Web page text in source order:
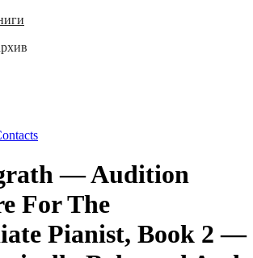
— Audition
For The
Pianist, Book 2 —